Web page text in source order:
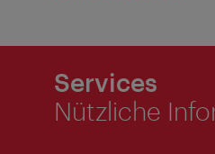
Services
Nützliche